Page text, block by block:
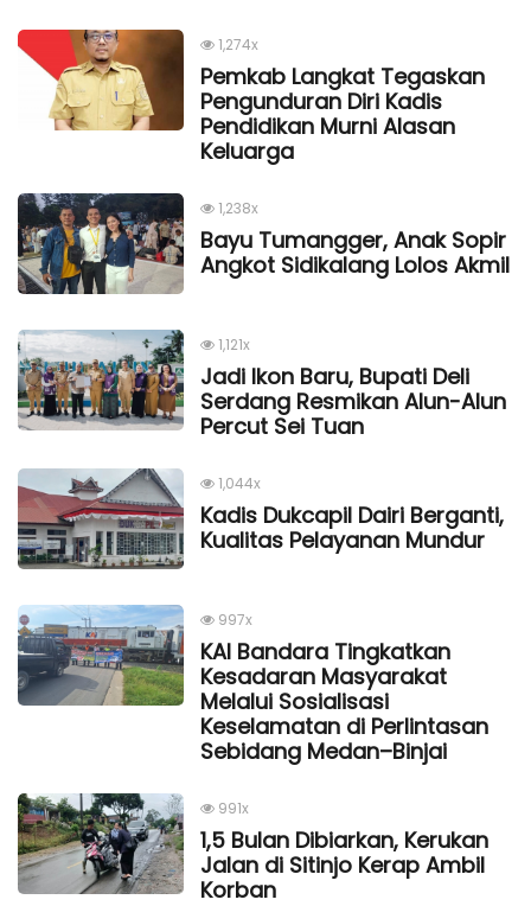
1,274x
Pemkab Langkat Tegaskan
Pengunduran Diri Kadis
Pendidikan Murni Alasan
Keluarga
1,238x
Bayu Tumangger, Anak Sopir
Angkot Sidikalang Lolos Akmil
1,121x
Jadi Ikon Baru, Bupati Deli
Serdang Resmikan Alun-Alun
Percut Sei Tuan
1,044x
Kadis Dukcapil Dairi Berganti,
Kualitas Pelayanan Mundur
997x
KAI Bandara Tingkatkan
Kesadaran Masyarakat
Melalui Sosialisasi
Keselamatan di Perlintasan
Sebidang Medan–Binjai
991x
1,5 Bulan Dibiarkan, Kerukan
Jalan di Sitinjo Kerap Ambil
Korban